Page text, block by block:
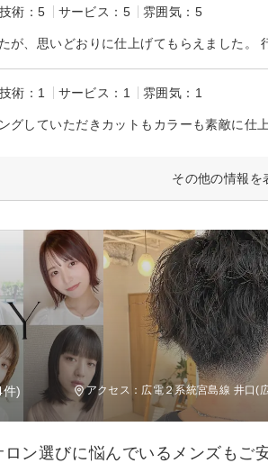
技術：5 サービス：5 雰囲気：5
が、思いどおりに仕上げてもらえました。
技術：1 サービス：1 雰囲気：1
その他の情報を
件) アクセス：広電２系統宮島線 井口(
ン選びに悩んでいるメンズもご